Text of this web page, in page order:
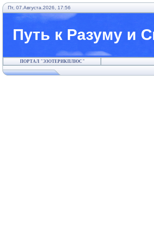
Пт, 07.Августа.2026, 17:56
Путь к Разуму и
ПОРТАЛ "ЭЗОТЕРИКПЛЮС"